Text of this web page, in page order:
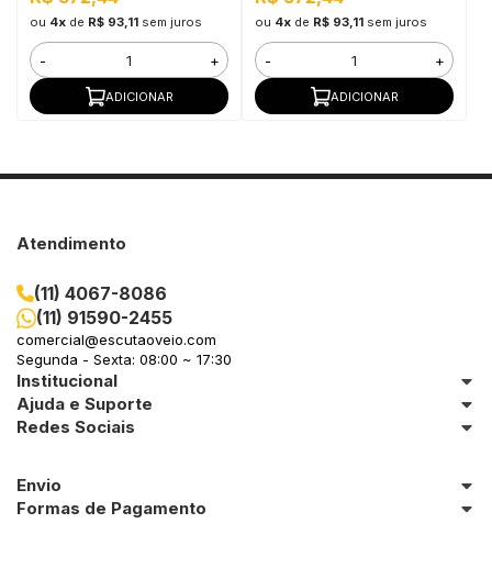
ou 4xde R$ 93,11 sem juros
- +
ADICIONAR
ou 4xde R$ 93,11 sem juros
- +
ADICIONAR
Atendimento
(11) 4067-8086
(11) 91590-2455
comercial@escutaoveio.com
Segunda - Sexta: 08:00 ~ 17:30
Institucional
Ajuda e Suporte
Redes Sociais
Envio
Formas de Pagamento